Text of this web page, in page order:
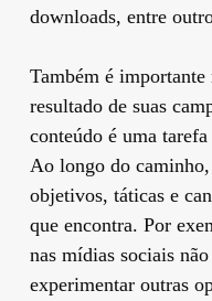
downloads, entre
Também é
resultado de suas
conteúdo é uma
Ao longo do
objetivos, táticas e
que encontra. Por
nas mídias sociais
experimentar outras